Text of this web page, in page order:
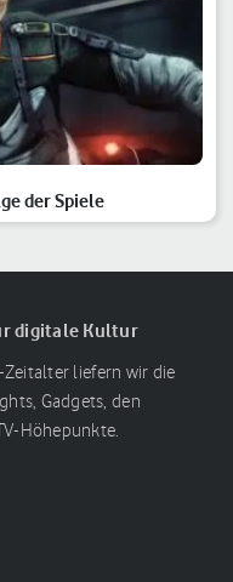
der Spiele
digitale Kultur
Zeitalter liefern wir die
Gadgets, den
Höhepunkte.